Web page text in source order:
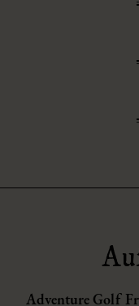
Adventure Golf